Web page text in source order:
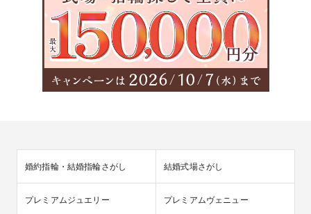
婚約指輪・結婚指輪さがし 結婚式場さがし
プレミアムジュエリー プレミアムヴェニュー